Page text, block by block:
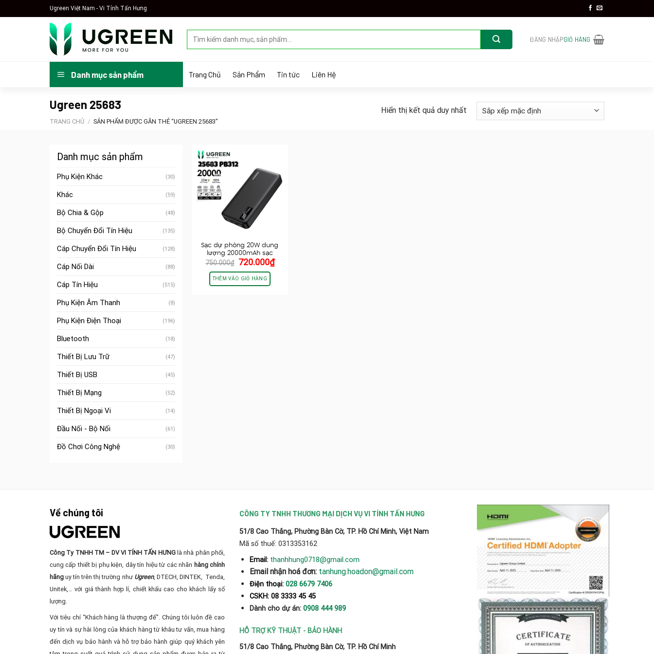
to
Ugreen Việt Nam - Vi Tính Tấn Hưng
kiếm:
ĐĂNG NHẬPGIỎ HÀNG
Danh mục sản phẩm Trang Chủ Sản Phẩm Tin tức Liên Hệ
Ugreen 25683
TRANG CHỦ / SẢN PHẨM ĐƯỢC GẮN THẺ “UGREEN 25683”
Hiển thị kết quả duy nhất
Danh mục sản phẩm
Phụ Kiện Khác (30)
Khác (59)
Bộ Chia & Gộp (48)
Bộ Chuyển Đổi Tín Hiệu (135)
Cáp Chuyển Đổi Tín Hiệu (128)
Cáp Nối Dài (88)
Cáp Tín Hiệu (515)
Phụ Kiện Âm Thanh (8)
Phụ Kiện Điện Thoại (196)
Bluetooth (18)
Thiết Bị Lưu Trữ (47)
Thiết Bị USB (45)
Thiết Bị Mạng (52)
Thiết Bị Ngoại Vi (14)
Đầu Nối - Bộ Nối (61)
Đồ Chơi Công Nghệ (30)
Sạc dự phòng 20W dung
lượng 20000mAh sạc
nhanh 3…
750.000₫
Giá
gốc
là:
750.000₫.
720.000₫Giá
THÊM VÀO GIỎ HÀNG
Về chúng tôi
Công Ty TNHH TM – DV VI TÍNH TẤN HƯNGlà nhà phân phối,
cung cấp thiết bị phụ kiện, dây tín hiệu từ các nhãn hàng chính
hãng uy tín trên thị trường như Ugreen, DTECH, DINTEK, Tenda,
Unitek,… với giá thành hợp lí, chiết khấu cao cho khách lấy số
lượng.
Với tiêu chí “Khách hàng là thượng đế”. Chúng tôi luôn đề cao
uy tín và sự hài lòng của khách hàng từ khâu tư vấn, mua hàng
đến dịch vụ bảo hành và hỗ trợ bảo hành giúp quý khách yên
CÔNG TY TNHH THƯƠNG MẠI DỊCH VỤ VI TÍNH TẤN HƯNG
51/8 Cao Thắng, Phường Bàn Cờ, TP. Hồ Chí Minh, Việt Nam
Mã số thuế: 0313353162
Email: thanhhung0718@gmail.com
Email nhận hoá đơn: tanhung.hoadon@gmail.com
Điện thoại: 028 6679 7406
CSKH: 08 3333 45 45
Dành cho dự án: 0908 444 989
HỖ TRỢ KỸ THUẬT - BẢO HÀNH
51/8 Cao Thắng, Phường Bàn Cờ, TP. Hồ Chí Minh